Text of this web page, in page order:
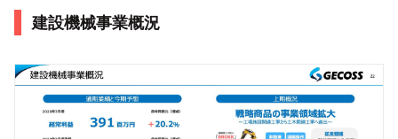
建設機械事業概況